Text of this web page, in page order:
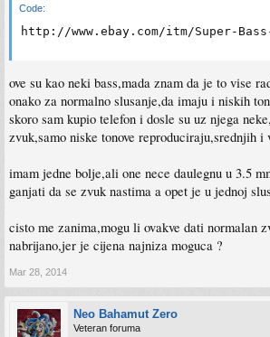
Code:
http://www.ebay.com/itm/Super-Bass-
ove su kao neki bass,mada znam da je to vise
onako za normalno slusanje,da imaju i niskih
skoro sam kupio telefon i dosle su uz njega
zvuk,samo niske tonove reproduciraju,srednjih i
imam jedne bolje,ali one nece daulegnu u 3.5
ganjati da se zvuk nastima a opet je u jednoj
cisto me zanima,mogu li ovakve dati normalan
nabrijano,jer je cijena najniza moguca ?
Mar 28, 2014
Neo Bahamut Zero
Veteran foruma